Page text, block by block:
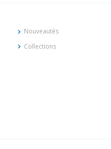
Nouveautés
Collections